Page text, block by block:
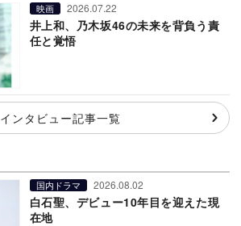
映画 2026.07.22
井上和、乃木坂46の未来を背負う責
任と覚悟
インタビュー記事一覧
国内ドラマ 2026.08.02
白石聖、デビュー10年目を迎えた現
在地